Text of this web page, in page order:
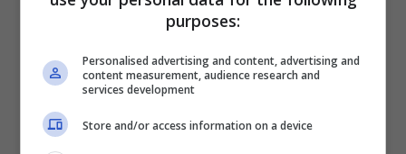
il maxi stipendio.
purposes:
Personalised advertising and content, advertising and
content measurement, audience research and
services development
Store and/or access information on a device